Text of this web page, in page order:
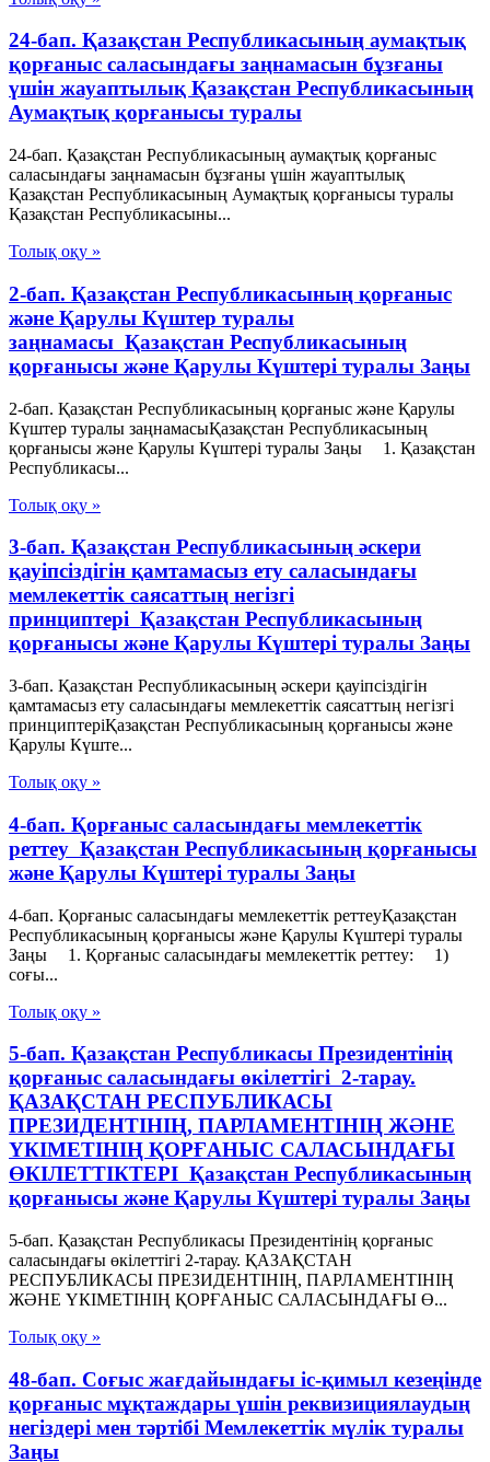
24-бап. Қазақстан Республикасының аумақтық
қорғаныс саласындағы заңнамасын бұзғаны
үшін жауаптылық Қазақстан Республикасының
Аумақтық қорғанысы туралы
24-бап. Қазақстан Республикасының аумақтық қорғаныс
саласындағы заңнамасын бұзғаны үшін жауаптылық
Қазақстан Республикасының Аумақтық қорғанысы туралы
Қазақстан Республикасыны...
Толық оқу »
2-бап. Қазақстан Республикасының қорғаныс
және Қарулы Күштер туралы
заңнамасы Қазақстан Республикасының
қорғанысы және Қарулы Күштері туралы Заңы
2-бап. Қазақстан Республикасының қорғаныс және Қарулы
Күштер туралы заңнамасыҚазақстан Республикасының
қорғанысы және Қарулы Күштері туралы Заңы 1. Қазақстан
Республикасы...
Толық оқу »
3-бап. Қазақстан Республикасының әскери
қауіпсіздігін қамтамасыз ету саласындағы
мемлекеттік саясаттың негізгі
принциптері Қазақстан Республикасының
қорғанысы және Қарулы Күштері туралы Заңы
3-бап. Қазақстан Республикасының әскери қауіпсіздігін
қамтамасыз ету саласындағы мемлекеттік саясаттың негізгі
принциптеріҚазақстан Республикасының қорғанысы және
Қарулы Күште...
Толық оқу »
4-бап. Қорғаныс саласындағы мемлекеттік
реттеу Қазақстан Республикасының қорғанысы
және Қарулы Күштері туралы Заңы
4-бап. Қорғаныс саласындағы мемлекеттік реттеуҚазақстан
Республикасының қорғанысы және Қарулы Күштері туралы
Заңы 1. Қорғаныс саласындағы мемлекеттік реттеу: 1)
соғы...
Толық оқу »
5-бап. Қазақстан Республикасы Президентінің
қорғаныс саласындағы өкілеттігі 2-тарау.
ҚАЗАҚСТАН РЕСПУБЛИКАСЫ
ПРЕЗИДЕНТIНIҢ, ПАРЛАМЕНТIНIҢ ЖӘНЕ
ҮКIМЕТIНIҢ ҚОРҒАНЫС САЛАСЫНДАҒЫ
ӨКIЛЕТТIКТЕРI Қазақстан Республикасының
қорғанысы және Қарулы Күштері туралы Заңы
5-бап. Қазақстан Республикасы Президентінің қорғаныс
саласындағы өкілеттігі 2-тарау. ҚАЗАҚСТАН
РЕСПУБЛИКАСЫ ПРЕЗИДЕНТIНIҢ, ПАРЛАМЕНТIНIҢ
ЖӘНЕ ҮКIМЕТIНIҢ ҚОРҒАНЫС САЛАСЫНДАҒЫ Ө...
Толық оқу »
48-бап. Соғыс жағдайындағы іс-қимыл кезеңінде
қорғаныс мұқтаждары үшін реквизициялаудың
негіздері мен тәртібі Мемлекеттік мүлік туралы
Заңы